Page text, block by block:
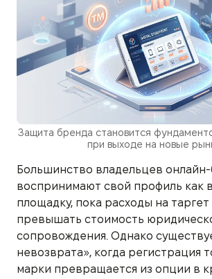
Защита бренда становится
при выходе на новые
Большинство владельцев онлайн-
воспринимают свой профиль как
площадку, пока расходы на
превышать стоимость
сопровождения. Однако
невозврата», когда регистрация
марки превращается из опции в